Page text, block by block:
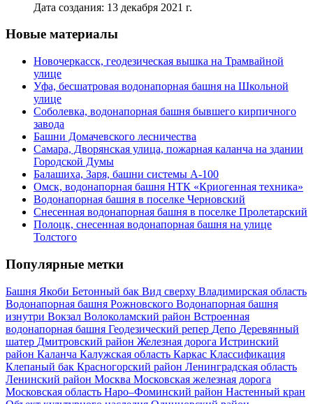
Дата создания: 13 декабря 2021 г.
Новые материалы
Новочеркасск, геодезическая вышка на Трамвайной
улице
Уфа, бесшатровая водонапорная башня на Школьной
улице
Соболевка, водонапорная башня бывшего кирпичного
завода
Башни Домачевского лесничества
Самара, Дворянская улица, пожарная каланча на здании
Городской Думы
Балашиха, Заря, башни системы А-100
Омск, водонапорная башня НТК «Криогенная техника»
Водонапорная башня в поселке Черновский
Снесенная водонапорная башня в поселке Пролетарский
Полоцк, снесенная водонапорная башня на улице
Толстого
Популярные метки
Башня Якоби Бетонный бак Вид сверху Владимирская область
Водонапорная башня Рожновского Водонапорная башня
изнутри Вокзал Волоколамский район Встроенная
водонапорная башня Геодезический репер Депо Деревянный
шатер Дмитровский район Железная дорога Истринский
район Каланча Калужская область Каркас Классификация
Клепаный бак Красногорский район Ленинградская область
Ленинский район Москва Московская железная дорога
Московская область Наро–Фоминский район Настенный кран